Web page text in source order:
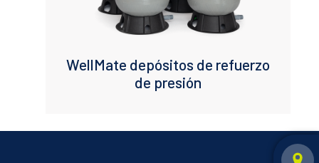
WellMate depósitos de refuerzo
de presión